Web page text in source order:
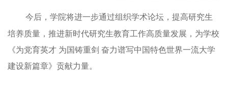
今后，学院将进一步通过组织学术论坛，提高研究生
培养质量，推进新时代研究生教育工作高质量发展，为学校
《为党育英才 为国铸重剑 奋力谱写中国特色世界一流大学
建设新篇章》贡献力量。